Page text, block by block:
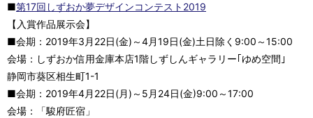
■第17回しずおか夢デザインコンテスト2019
【入賞作品展示会】
■会期：2019年3月22日(金)～4月19日(金)土日除く9:00～15:00
会場：しずおか信用金庫本店1階しずしんギャラリー｢ゆめ空間｣
静岡市葵区相生町1-1
■会期：2019年4月22日(月)～5月24日(金)9:00～17:00
会場：「駿府匠宿」